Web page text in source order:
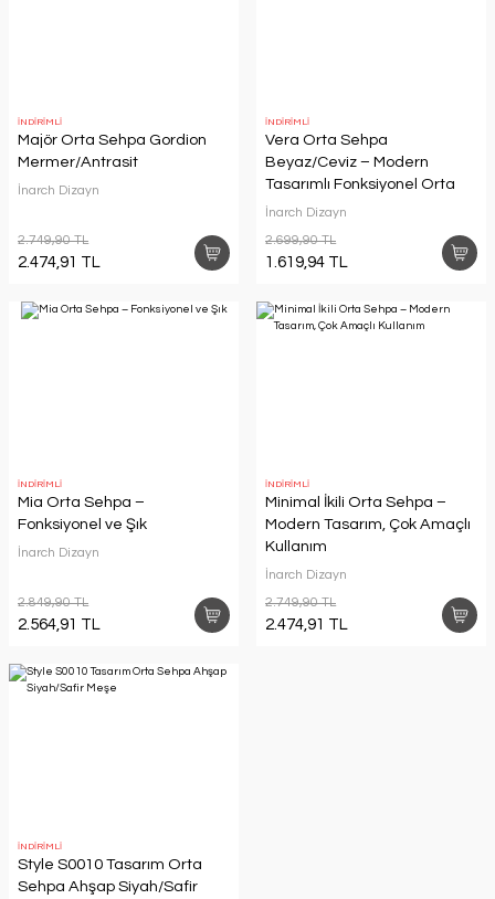
İNDİRİMLİ
Majör Orta Sehpa Gordion
Mermer/Antrasit
İnarch Dizayn
2.749,90 TL
2.474,91 TL
İNDİRİMLİ
Vera Orta Sehpa
Beyaz/Ceviz – Modern
Tasarımlı Fonksiyonel Orta
Sehpa
İnarch Dizayn
2.699,90 TL
1.619,94 TL
İNDİRİMLİ
Mia Orta Sehpa –
Fonksiyonel ve Şık
İnarch Dizayn
2.849,90 TL
2.564,91 TL
İNDİRİMLİ
Minimal İkili Orta Sehpa –
Modern Tasarım, Çok Amaçlı
Kullanım
İnarch Dizayn
2.749,90 TL
2.474,91 TL
İNDİRİMLİ
Style S0010 Tasarım Orta
Sehpa Ahşap Siyah/Safir